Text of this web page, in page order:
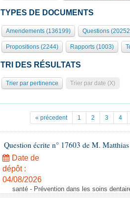
TYPES DE DOCUMENTS
Amendements (136199) Questions
Propositions (2244) Rapports (1003)
TRI DES RÉSULTATS
Trier par pertinence Trier par date (X)
« précedent 1 2 3 4
Question écrite n° 17603 de M.
Date de
dépôt :
04/08/2026
santé - Prévention dans les soins